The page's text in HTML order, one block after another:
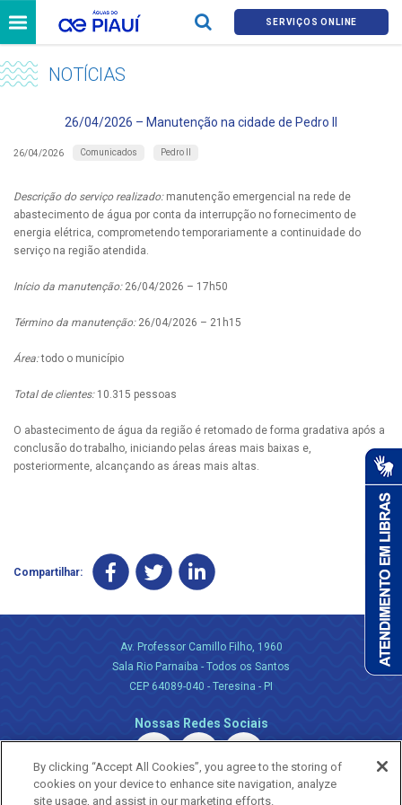
SERVIÇOS ONLINE
NOTÍCIAS
26/04/2026 – Manutenção na cidade de Pedro II
26/04/2026 Comunicados Pedro II
Descrição do serviço realizado:manutenção emergencial na rede de
abastecimento de água por conta da interrupção no fornecimento de
energia elétrica, comprometendo temporariamente a continuidade do
serviço na região atendida.
Início da manutenção:26/04/2026 – 17h50
Término da manutenção:26/04/2026 – 21h15
Área:todo o município
Total de clientes:10.315 pessoas
O abastecimento de água da região é retomado de forma gradativa após a
conclusão do trabalho, iniciando pelas áreas mais baixas e,
posteriormente, alcançando as áreas mais altas.
Compartilhar:
Av. Professor Camillo Filho, 1960
Sala Rio Parnaiba - Todos os Santos
CEP 64089-040 - Teresina - PI
Nossas Redes Sociais
By clicking “Accept All Cookies”, you agree to the storing of
cookies on your device to enhance site navigation, analyze
site usage, and assist in our marketing efforts.